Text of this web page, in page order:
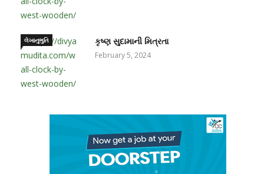
લેખાનુભુતિ કૃષ્ણ સુદામાની મિત્રતા
February 5, 2024